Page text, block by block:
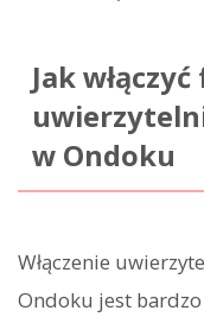
Jak
w Ondoku
Włączenie
Ondoku jest